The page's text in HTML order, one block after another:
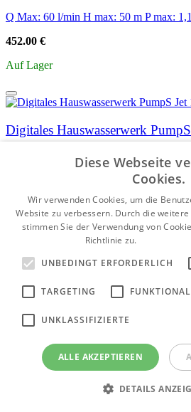
Q Max: 60 l/min H max: 50 m P max:
452.00 €
Auf Lager
Digitales Hauswasserwerk
Q Max: 60 l/minH max: 50 mP max:
Auf Bestellung
Diese Webseite
Cookies.
Wir verwenden Cookies, um die
Website zu verbessern. Durch die
stimmen Sie der Verwendung von
Richtlinie zu.
UNBEDINGT ERFORDERLICH
TARGETING
UNKLASSIFIZIERTE
ALLE AKZEPTIEREN
DETAILS